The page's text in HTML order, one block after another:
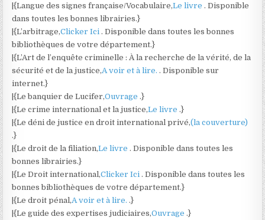
|{Langue des signes française/Vocabulaire,Le livre . Disponible
dans toutes les bonnes librairies.}
|{L’arbitrage,Clicker Ici . Disponible dans toutes les bonnes
bibliothèques de votre département.}
|{L’Art de l’enquête criminelle : À la recherche de la vérité, de la
sécurité et de la justice,A voir et à lire. . Disponible sur
internet.}
|{Le banquier de Lucifer,Ouvrage .}
|{Le crime international et la justice,Le livre .}
|{Le déni de justice en droit international privé,(la couverture)
.}
|{Le droit de la filiation,Le livre . Disponible dans toutes les
bonnes librairies.}
|{Le Droit international,Clicker Ici . Disponible dans toutes les
bonnes bibliothèques de votre département.}
|{Le droit pénal,A voir et à lire. .}
|{Le guide des expertises judiciaires,Ouvrage .}